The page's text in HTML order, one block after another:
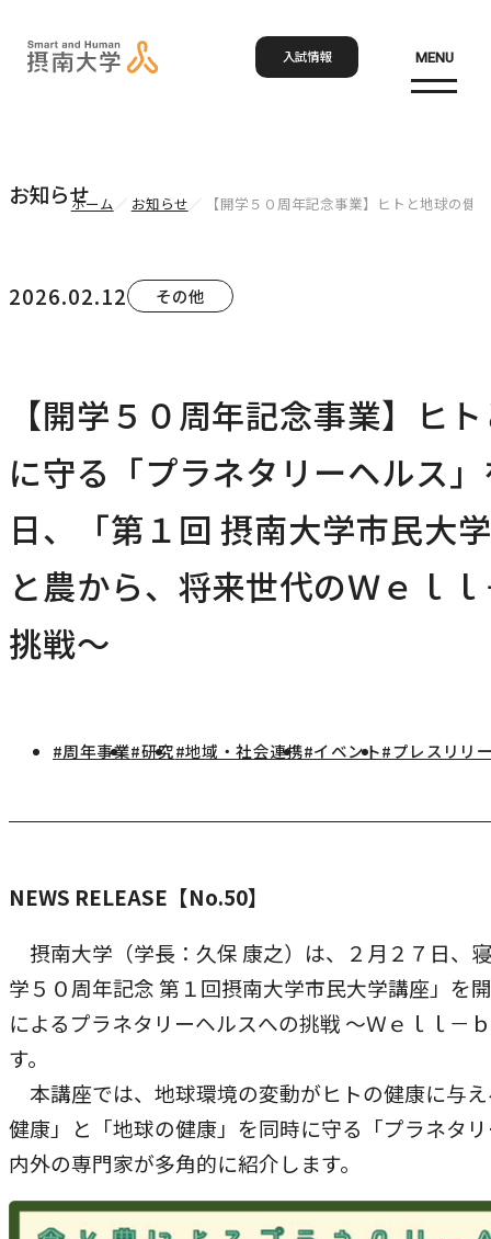
MENU
入試情報
大学概要トップ
大学紹介
学びの特色
キャンパス・施設紹介
交通アクセス
設置認可・届出関係
学部・大学院
学部・大学院トップ
学部
現代社会学部
薬学部
看護学部
農学部
大学院
法学研究科
研究
学生生活
学生生活トップ
学費・奨学金
ボランティア
就職・キャリア
キャリア支援
採用ご担当の方へ
在学生の方へ
グローバルセンター
危機管理対応
本学への正規留学生に対する支援
本学への短期留学生に対する支援
キャンパス内国際交流
その他（国際協力等）
ホーム お知らせ 【開学５０周年記念事業】ヒトと地球の
お知らせ
2026.02.12 その他
【開学５０周年記念事業】ヒ
に守る「プラネタリーヘルス
日、「第１回 摂南大学市民大
と農から、将来世代のＷｅｌ
挑戦～
#周年事業#研究#地域・社会連携#イベント#プレスリリ
NEWS RELEASE【No.50】
摂南大学（学長：久保 康之）は、２月２７日、
学５０周年記念 第１回摂南大学市民大学講座」を
によるプラネタリーヘルスへの挑戦 ～Ｗｅｌｌ－
す。
本講座では、地球環境の変動がヒトの健康に与
健康」と「地球の健康」を同時に守る「プラネタ
内外の専門家が多角的に紹介します。